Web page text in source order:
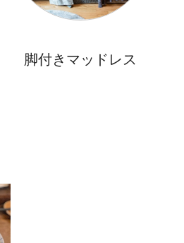
めっちゃ良い！！ 20 点
脚付きマッドレス